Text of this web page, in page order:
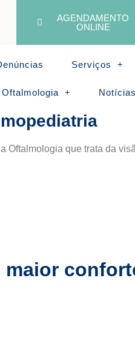
AGENDAMENTO
ONLINE
Serviços
Oftalmologia Notícias
Oftalmologia que trata da
maior